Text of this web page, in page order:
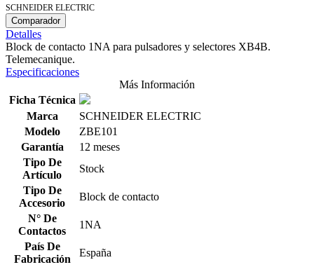
SCHNEIDER ELECTRIC
Comparador
Detalles
Block de contacto 1NA para pulsadores y selectores XB4B.
Telemecanique.
Especificaciones
Más Información
Ficha Técnica
Marca
SCHNEIDER ELECTRIC
Modelo
ZBE101
Garantía
12 meses
Tipo De
Artículo
Stock
Tipo De
Accesorio
Block de contacto
N° De
Contactos
1NA
País De
Fabricación
España